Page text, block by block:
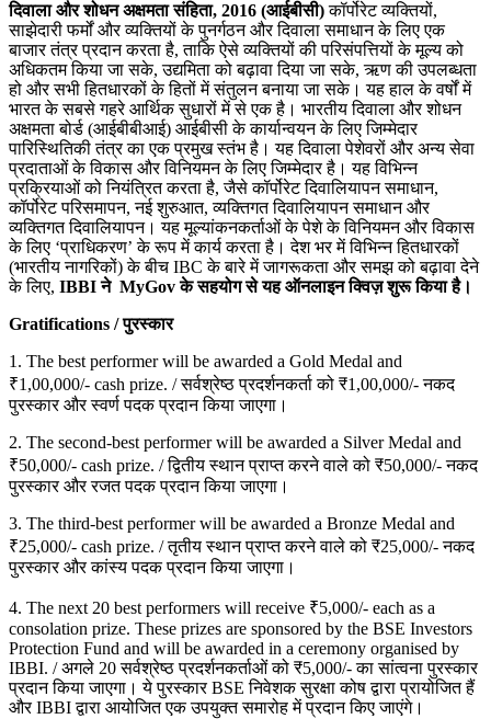
दिवाला और शोधन अक्षमता संहिता, 2016 (आईबीसी)कॉर्पोरेट व्यक्तियों,
साझेदारी फर्मों और व्यक्तियों के पुनर्गठन और दिवाला समाधान के लिए एक
बाजार तंत्र प्रदान करता है, ताकि ऐसे व्यक्तियों की परिसंपत्तियों के मूल्य को
अधिकतम किया जा सके, उद्यमिता को बढ़ावा दिया जा सके, ऋण की उपलब्धता
हो और सभी हितधारकों के हितों में संतुलन बनाया जा सके। यह हाल के वर्षों में
भारत के सबसे गहरे आर्थिक सुधारों में से एक है। भारतीय दिवाला और शोधन
अक्षमता बोर्ड (आईबीबीआई) आईबीसी के कार्यान्वयन के लिए जिम्मेदार
पारिस्थितिकी तंत्र का एक प्रमुख स्तंभ है। यह दिवाला पेशेवरों और अन्य सेवा
प्रदाताओं के विकास और विनियमन के लिए जिम्मेदार है। यह विभिन्न
प्रक्रियाओं को नियंत्रित करता है, जैसे कॉर्पोरेट दिवालियापन समाधान,
कॉर्पोरेट परिसमापन, नई शुरुआत, व्यक्तिगत दिवालियापन समाधान और
व्यक्तिगत दिवालियापन। यह मूल्यांकनकर्ताओं के पेशे के विनियमन और विकास
के लिए ‘प्राधिकरण’ के रूप में कार्य करता है। देश भर में विभिन्न हितधारकों
(भारतीय नागरिकों) के बीच IBC के बारे में जागरूकता और समझ को बढ़ावा देने
के लिए, IBBI ने MyGov के सहयोग से यह ऑनलाइन क्विज़ शुरू किया है।
Gratifications / पुरस्कार
1. The best performer will be awarded a Gold Medal and
₹1,00,000/- cash prize. / सर्वश्रेष्ठ प्रदर्शनकर्ता को ₹1,00,000/- नकद
पुरस्कार और स्वर्ण पदक प्रदान किया जाएगा।
2. The second-best performer will be awarded a Silver Medal and
₹50,000/- cash prize. / द्वितीय स्थान प्राप्त करने वाले को ₹50,000/- नकद
पुरस्कार और रजत पदक प्रदान किया जाएगा।
3. The third-best performer will be awarded a Bronze Medal and
₹25,000/- cash prize. / तृतीय स्थान प्राप्त करने वाले को ₹25,000/- नकद
पुरस्कार और कांस्य पदक प्रदान किया जाएगा।
4. The next 20 best performers will receive ₹5,000/- each as a
consolation prize. These prizes are sponsored by the BSE Investors
Protection Fund and will be awarded in a ceremony organised by
IBBI. / अगले 20 सर्वश्रेष्ठ प्रदर्शनकर्ताओं को ₹5,000/- का सांत्वना पुरस्कार
प्रदान किया जाएगा। ये पुरस्कार BSE निवेशक सुरक्षा कोष द्वारा प्रायोजित हैं
और IBBI द्वारा आयोजित एक उपयुक्त समारोह में प्रदान किए जाएंगे।